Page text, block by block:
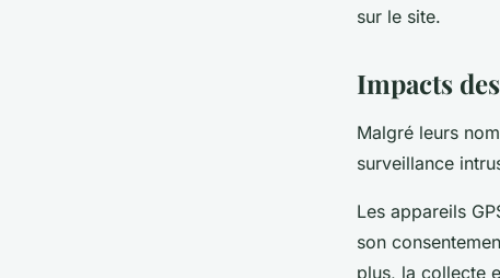
sur le site.
Impacts
Malgré leurs
surveillance
Les appareils
son
plus, la collecte